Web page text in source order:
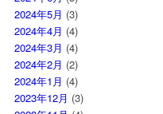
2024年5月 (3)
2024年4月 (4)
2024年3月 (4)
2024年2月 (2)
2024年1月 (4)
2023年12月 (3)